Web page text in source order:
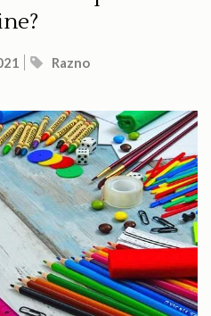
Razno